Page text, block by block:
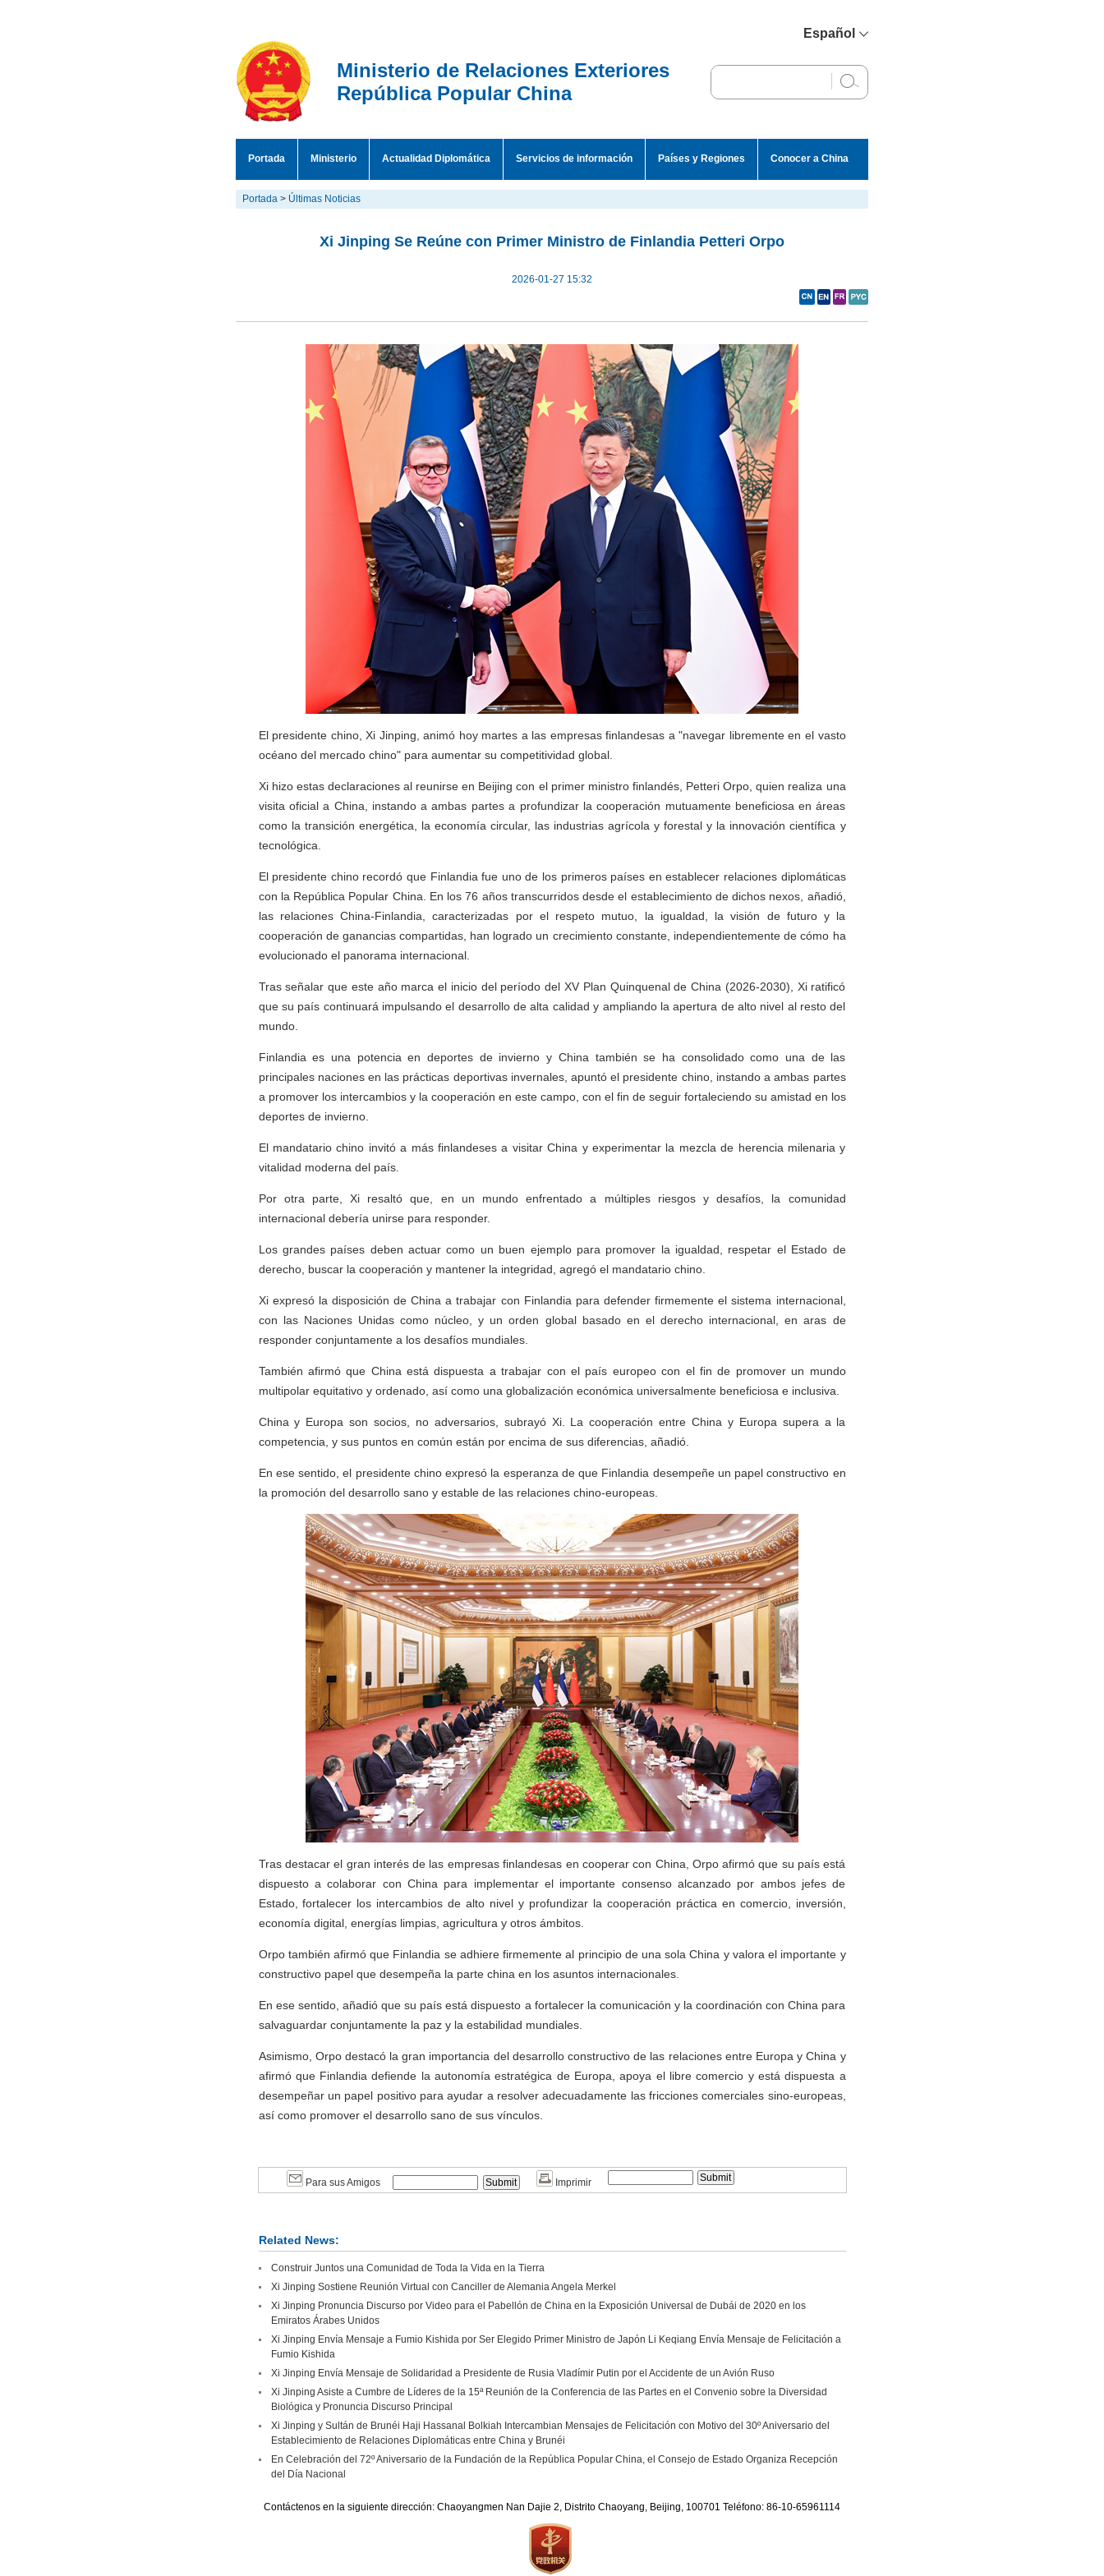
Español
English
Ministerio de Relaciones Exteriores
República Popular China
Portada Ministerio Actualidad Diplomática Servicios de información Países y Regiones Conocer a China
Portada > Últimas Noticias
Xi Jinping Se Reúne con Primer Ministro de Finlandia Petteri Orpo
2026-01-27 15:32
El presidente chino, Xi Jinping, animó hoy martes a las empresas finlandesas a "navegar libremente en el vasto
océano del mercado chino" para aumentar su competitividad global.
Xi hizo estas declaraciones al reunirse en Beijing con el primer ministro finlandés, Petteri Orpo, quien realiza una
visita oficial a China, instando a ambas partes a profundizar la cooperación mutuamente beneficiosa en áreas
como la transición energética, la economía circular, las industrias agrícola y forestal y la innovación científica y
tecnológica.
El presidente chino recordó que Finlandia fue uno de los primeros países en establecer relaciones diplomáticas
con la República Popular China. En los 76 años transcurridos desde el establecimiento de dichos nexos, añadió,
las relaciones China-Finlandia, caracterizadas por el respeto mutuo, la igualdad, la visión de futuro y la
cooperación de ganancias compartidas, han logrado un crecimiento constante, independientemente de cómo ha
evolucionado el panorama internacional.
Tras señalar que este año marca el inicio del período del XV Plan Quinquenal de China (2026-2030), Xi ratificó
que su país continuará impulsando el desarrollo de alta calidad y ampliando la apertura de alto nivel al resto del
mundo.
Finlandia es una potencia en deportes de invierno y China también se ha consolidado como una de las
principales naciones en las prácticas deportivas invernales, apuntó el presidente chino, instando a ambas partes
a promover los intercambios y la cooperación en este campo, con el fin de seguir fortaleciendo su amistad en los
deportes de invierno.
El mandatario chino invitó a más finlandeses a visitar China y experimentar la mezcla de herencia milenaria y
vitalidad moderna del país.
Por otra parte, Xi resaltó que, en un mundo enfrentado a múltiples riesgos y desafíos, la comunidad
internacional debería unirse para responder.
Los grandes países deben actuar como un buen ejemplo para promover la igualdad, respetar el Estado de
derecho, buscar la cooperación y mantener la integridad, agregó el mandatario chino.
Xi expresó la disposición de China a trabajar con Finlandia para defender firmemente el sistema internacional,
con las Naciones Unidas como núcleo, y un orden global basado en el derecho internacional, en aras de
responder conjuntamente a los desafíos mundiales.
También afirmó que China está dispuesta a trabajar con el país europeo con el fin de promover un mundo
multipolar equitativo y ordenado, así como una globalización económica universalmente beneficiosa e inclusiva.
China y Europa son socios, no adversarios, subrayó Xi. La cooperación entre China y Europa supera a la
competencia, y sus puntos en común están por encima de sus diferencias, añadió.
En ese sentido, el presidente chino expresó la esperanza de que Finlandia desempeñe un papel constructivo en
la promoción del desarrollo sano y estable de las relaciones chino-europeas.
Tras destacar el gran interés de las empresas finlandesas en cooperar con China, Orpo afirmó que su país está
dispuesto a colaborar con China para implementar el importante consenso alcanzado por ambos jefes de
Estado, fortalecer los intercambios de alto nivel y profundizar la cooperación práctica en comercio, inversión,
economía digital, energías limpias, agricultura y otros ámbitos.
Orpo también afirmó que Finlandia se adhiere firmemente al principio de una sola China y valora el importante y
constructivo papel que desempeña la parte china en los asuntos internacionales.
En ese sentido, añadió que su país está dispuesto a fortalecer la comunicación y la coordinación con China para
salvaguardar conjuntamente la paz y la estabilidad mundiales.
Asimismo, Orpo destacó la gran importancia del desarrollo constructivo de las relaciones entre Europa y China y
afirmó que Finlandia defiende la autonomía estratégica de Europa, apoya el libre comercio y está dispuesta a
desempeñar un papel positivo para ayudar a resolver adecuadamente las fricciones comerciales sino-europeas,
así como promover el desarrollo sano de sus vínculos.
Para sus Amigos Imprimir
Related News:
Construir Juntos una Comunidad de Toda la Vida en la Tierra
Xi Jinping Sostiene Reunión Virtual con Canciller de Alemania Angela Merkel
Xi Jinping Pronuncia Discurso por Video para el Pabellón de China en la Exposición Universal de Dubái de 2020 en los
Emiratos Árabes Unidos
Xi Jinping Envía Mensaje a Fumio Kishida por Ser Elegido Primer Ministro de Japón Li Keqiang Envía Mensaje de Felicitación a
Fumio Kishida
Xi Jinping Envía Mensaje de Solidaridad a Presidente de Rusia Vladímir Putin por el Accidente de un Avión Ruso
Xi Jinping Asiste a Cumbre de Líderes de la 15ª Reunión de la Conferencia de las Partes en el Convenio sobre la Diversidad
Biológica y Pronuncia Discurso Principal
Xi Jinping y Sultán de Brunéi Haji Hassanal Bolkiah Intercambian Mensajes de Felicitación con Motivo del 30º Aniversario del
Establecimiento de Relaciones Diplomáticas entre China y Brunéi
En Celebración del 72º Aniversario de la Fundación de la República Popular China, el Consejo de Estado Organiza Recepción
del Día Nacional
Contáctenos en la siguiente dirección: Chaoyangmen Nan Dajie 2, Distrito Chaoyang, Beijing, 100701 Teléfono: 86-10-65961114